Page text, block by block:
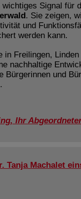
Signal für
. Sie zeigen,
und
werden kann.
in Freilingen, Linden
nachhaltige
Bürgerinnen und
Ihr
Tanja Machalet